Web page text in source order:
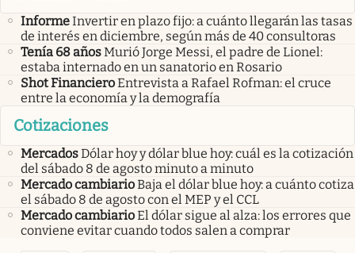
InformeInvertir en plazo fijo: a cuánto llegarán las tasas
de interés en diciembre, según más de 40 consultoras
Tenía 68 añosMurió Jorge Messi, el padre de Lionel:
estaba internado en un sanatorio en Rosario
Shot FinancieroEntrevista a Rafael Rofman: el cruce
entre la economía y la demografía
Cotizaciones
MercadosDólar hoy y dólar blue hoy: cuál es la cotización
del sábado 8 de agosto minuto a minuto
Mercado cambiarioBaja el dólar blue hoy: a cuánto cotiza
el sábado 8 de agosto con el MEP y el CCL
Mercado cambiarioEl dólar sigue al alza: los errores que
conviene evitar cuando todos salen a comprar